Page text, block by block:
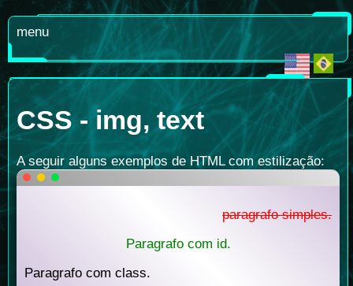
menu
CSS - img, text
A seguir alguns exemplos de HTML com estilização:
paragrafo simples.
Paragrafo com id.
Paragrafo com class.